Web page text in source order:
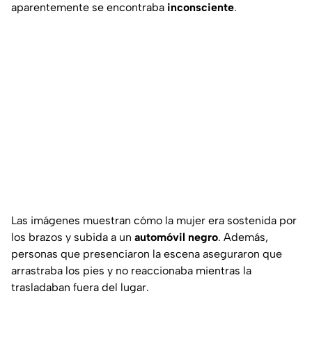
aparentemente se encontraba inconsciente.
Las imágenes muestran cómo la mujer era sostenida por
los brazos y subida a un automóvil negro. Además,
personas que presenciaron la escena aseguraron que
arrastraba los pies y no reaccionaba mientras la
trasladaban fuera del lugar.